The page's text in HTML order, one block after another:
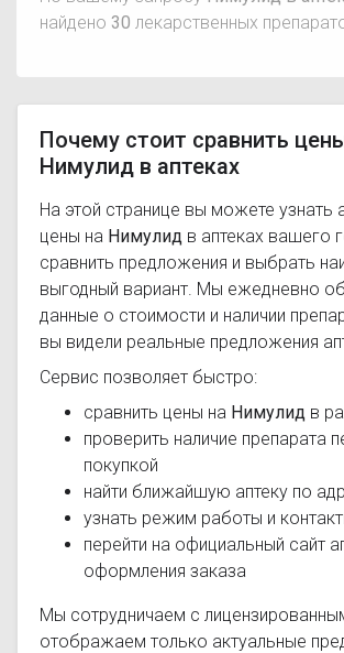
найдено 30 лекарственных
Почему стоит сравнить
Нимулид в аптеках
На этой странице вы можете узнать
цены на Нимулид в аптеках вашего
сравнить предложения и выбрать
выгодный вариант. Мы ежедневно
данные о стоимости и наличии
вы видели реальные предложения
Сервис позволяет быстро:
сравнить цены на Нимулид в
проверить наличие препарата
покупкой
найти ближайшую аптеку по
узнать режим работы и
перейти на официальный сайт
оформления заказа
Мы сотрудничаем с
отображаем только актуальные